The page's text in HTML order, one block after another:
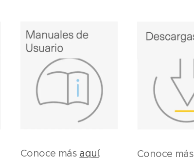
Conoce más aquí. Conoce más